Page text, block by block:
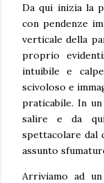
Da qui inizia la
con pendenze
verticale della
proprio
intuibile e
scivoloso e
praticabile. In
salire e da
spettacolare dal
assunto
Arriviamo ad